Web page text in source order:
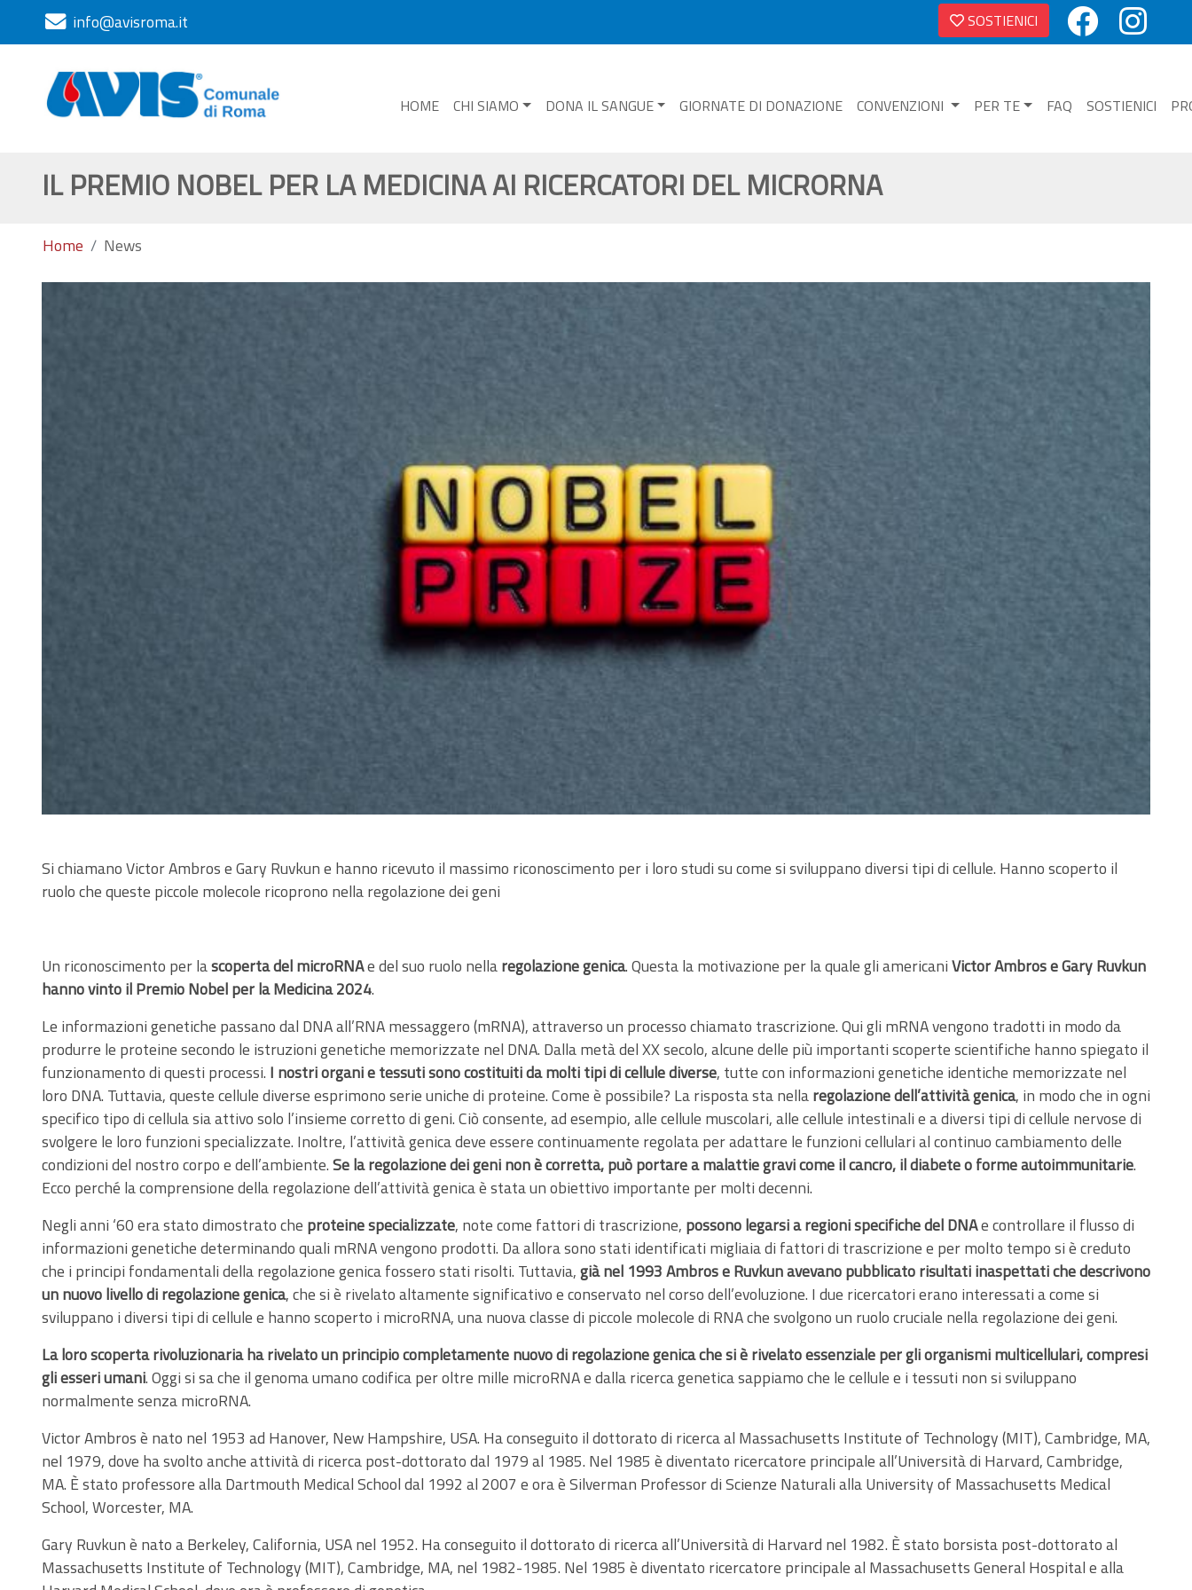
info@avisroma.it SOSTIENICI
HOME CHI SIAMO DONA IL SANGUE GIORNATE DI DONAZIONE CONVENZIONI PER TE FAQ SOSTIENICI
IL PREMIO NOBEL PER LA MEDICINA AI RICERCATORI DEL MICRORNA
Home News
Si chiamano Victor Ambros e Gary Ruvkun e hanno ricevuto il massimo riconoscimento per i loro studi su come si sviluppano diversi tipi di cellule. Hanno scoperto il
ruolo che queste piccole molecole ricoprono nella regolazione dei geni
Un riconoscimento per lascoperta del microRNAe del suo ruolo nellaregolazione genica. Questa la motivazione per la quale gli americaniVictor Ambros e Gary Ruvkun
hanno vinto il Premio Nobel per la Medicina 2024.
Le informazioni genetiche passano dal DNA all’RNA messaggero (mRNA), attraverso un processo chiamato trascrizione. Qui gli mRNA vengono tradotti in modo da
produrre le proteine secondo le istruzioni genetiche memorizzate nel DNA. Dalla metà del XX secolo, alcune delle più importanti scoperte scientifiche hanno spiegato il
funzionamento di questi processi. I nostri organi e tessuti sono costituiti da molti tipi di cellule diverse, tutte con informazioni genetiche identiche memorizzate nel
loro DNA. Tuttavia, queste cellule diverse esprimono serie uniche di proteine. Come è possibile? La risposta sta nellaregolazione dell’attività genica, in modo che in ogni
specifico tipo di cellula sia attivo solo l’insieme corretto di geni. Ciò consente, ad esempio, alle cellule muscolari, alle cellule intestinali e a diversi tipi di cellule nervose di
svolgere le loro funzioni specializzate. Inoltre, l’attività genica deve essere continuamente regolata per adattare le funzioni cellulari al continuo cambiamento delle
condizioni del nostro corpo e dell’ambiente.Se la regolazione dei geni non è corretta, può portare a malattie gravi come il cancro, il diabete o forme autoimmunitarie.
Ecco perché la comprensione della regolazione dell’attività genica è stata un obiettivo importante per molti decenni.
Negli anni ‘60 era stato dimostrato che proteine specializzate, note come fattori di trascrizione, possono legarsi a regioni specifiche del DNAe controllare il flusso di
informazioni genetiche determinando quali mRNA vengono prodotti. Da allora sono stati identificati migliaia di fattori di trascrizione e per molto tempo si è creduto
che i principi fondamentali della regolazione genica fossero stati risolti. Tuttavia,già nel 1993 Ambros e Ruvkun avevano pubblicato risultati inaspettati che descrivono
un nuovo livello di regolazione genica, che si è rivelato altamente significativo e conservato nel corso dell’evoluzione. I due ricercatori erano interessati a come si
sviluppano i diversi tipi di cellule e hanno scoperto i microRNA, una nuova classe di piccole molecole di RNA che svolgono un ruolo cruciale nella regolazione dei geni.
La loro scoperta rivoluzionaria ha rivelato un principio completamente nuovo di regolazione genica che si è rivelato essenziale per gli organismi multicellulari, compresi
gli esseri umani. Oggi si sa che il genoma umano codifica per oltre mille microRNA e dalla ricerca genetica sappiamo che le cellule e i tessuti non si sviluppano
normalmente senza microRNA.
Victor Ambros è nato nel 1953 ad Hanover, New Hampshire, USA. Ha conseguito il dottorato di ricerca al Massachusetts Institute of Technology (MIT), Cambridge, MA,
nel 1979, dove ha svolto anche attività di ricerca post-dottorato dal 1979 al 1985. Nel 1985 è diventato ricercatore principale all’Università di Harvard, Cambridge,
MA. È stato professore alla Dartmouth Medical School dal 1992 al 2007 e ora è Silverman Professor di Scienze Naturali alla University of Massachusetts Medical
School, Worcester, MA.
Gary Ruvkun è nato a Berkeley, California, USA nel 1952. Ha conseguito il dottorato di ricerca all’Università di Harvard nel 1982. È stato borsista post-dottorato al
Massachusetts Institute of Technology (MIT), Cambridge, MA, nel 1982-1985. Nel 1985 è diventato ricercatore principale al Massachusetts General Hospital e alla